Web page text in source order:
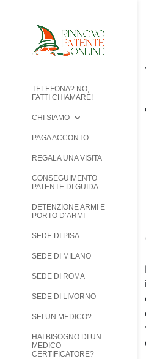
TELEFONA? NO,
FATTI CHIAMARE!
CHI SIAMO
PAGA ACCONTO
REGALA UNA VISITA
CONSEGUIMENTO
PATENTE DI GUIDA
DETENZIONE ARMI E
PORTO D’ARMI
SEDE DI PISA
SEDE DI MILANO
SEDE DI ROMA
SEDE DI LIVORNO
SEI UN MEDICO?
HAI BISOGNO DI UN
MEDICO
CERTIFICATORE?